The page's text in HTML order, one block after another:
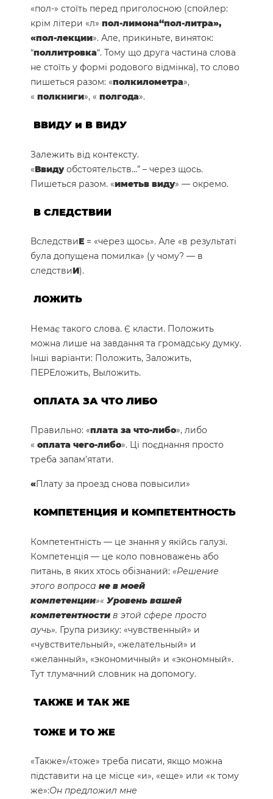
«пол-» стоїть перед приголосною (спойлер:
крім літери «л» пол-лимона“пол-литра»,
«пол-лекции». Але, прикиньте, виняток:
“поллитровка“. Тому що друга частина слова
не стоїть у формі родового відмінка), то слово
пишеться разом: «полкилометра»,
« полкниги», « полгода».
ВВИДУ и В ВИДУ
Залежить від контексту.
«Ввидуобстоятельств…” – через щось.
Пишеться разом. «иметьв виду» — окремо.
В СЛЕДСТВИИ
ВследствиЕ = «через щось». Але «в результаті
була допущена помилка» (у чому? — в
следствиИ).
ЛОЖИТЬ
Немає такого слова. Є класти. Положить
можна лише на завдання та громадську думку.
Інші варіанти: Положить, Заложить,
ПЕРЕложить, Выложить.
ОПЛАТА ЗА ЧТО ЛИБО
Правильно: «плата за что-либо», либо
« оплата чего-либо». Ці поєднання просто
треба запам’ятати.
«Плату за проезд снова повысили»
КОМПЕТЕНЦИЯ И КОМПЕТЕНТНОСТЬ
Компетентність — це знання у якійсь галузі.
Компетенція — це коло повноважень або
питань, в яких хтось обізнаний: «Решение
этого вопроса не в моей
компетенции»« Уровень вашей
компетентностив этой сфере просто
аучь». Група ризику: «чувственный» и
«чувствительный», «желательный» и
«желанный», «экономичный» и «экономный».
Тут тлумачний словник на допомогу.
ТАКЖЕ И ТАК ЖЕ
ТОЖЕ И ТО ЖЕ
«Также»/«тоже» треба писати, якщо можна
підставити на це місце «и», «еще» или «к тому
же»:Он предложил мне